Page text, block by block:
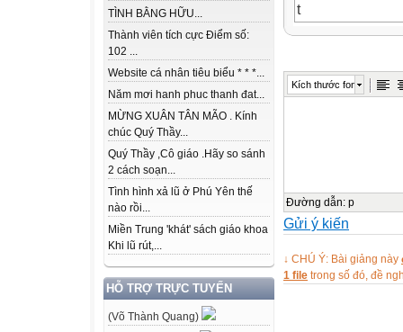
TÌNH BẰNG HỮU...
Thành viên tích cực Điểm số:
102 ...
Website cá nhân tiêu biểu * * *...
Năm mơi hanh phuc thanh đat...
MỪNG XUÂN TÂN MÃO . Kính
chúc Quý Thầy...
Quý Thầy ,Cô giáo .Hãy so sánh
2 cách soạn...
Tình hình xả lũ ở Phú Yên thế
nào rồi...
Miền Trung 'khát' sách giáo khoa
Khi lũ rút,...
HỖ TRỢ TRỰC TUYẾN
(Võ Thành Quang)
t
LIFE
An article about
LESSON 6
Kích thước font
Đường dẫn: p
Gửi ý kiến
↓ CHÚ Ý: Bài giảng này
1 file trong số đó, đề